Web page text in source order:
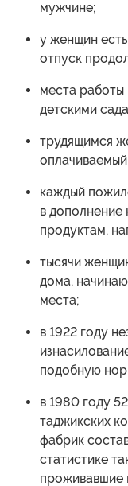
мужчине;
у женщин
отпуск
места
детскими
трудящимся
каждый
в дополнение
продуктам,
тысячи
дома,
места;
в 1922 году
подобную
в 1980 году
таджикских
фабрик
статистике
проживавшие